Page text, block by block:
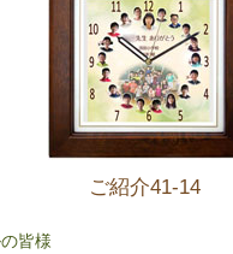
ご紹介41-14
皆様